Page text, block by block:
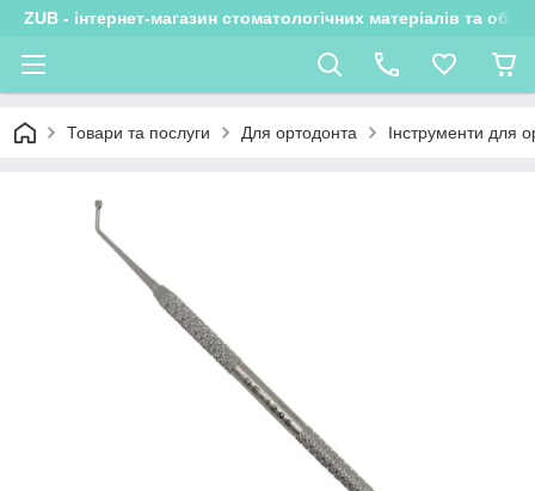
ZUB - інтернет-магазин стоматологічних матеріалів та
Товари та послуги Для ортодонта Інструменти для